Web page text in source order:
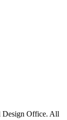
Design Office. All